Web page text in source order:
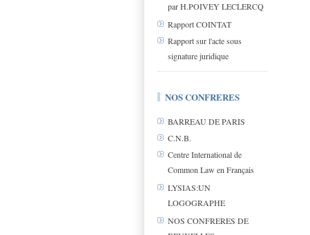
par H.POIVEY LECLERCQ
Rapport COINTAT
Rapport sur l'acte sous
signature juridique
NOS CONFRERES
BARREAU DE PARIS
C.N.B.
Centre International de
Common Law en Français
LYSIAS:UN
LOGOGRAPHE
NOS CONFRERES DE